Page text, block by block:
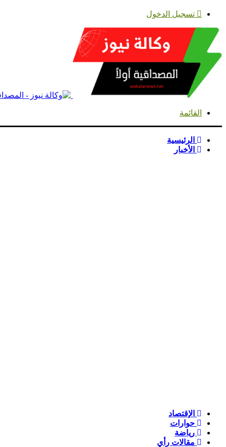
تسجيل الدخول
القائمة
الرئيسية
الأخبار
الإقتصاد
حوارات
رياضة
مقالات رأي